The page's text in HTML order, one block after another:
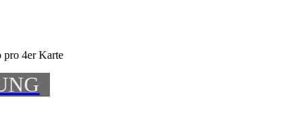
pro 4er Karte